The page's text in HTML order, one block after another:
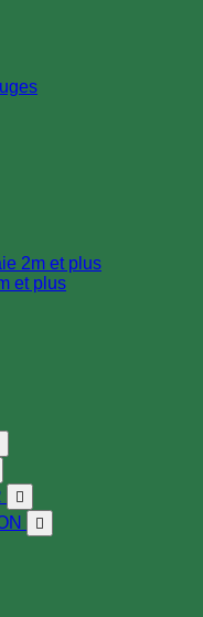
2m et plus
et plus

